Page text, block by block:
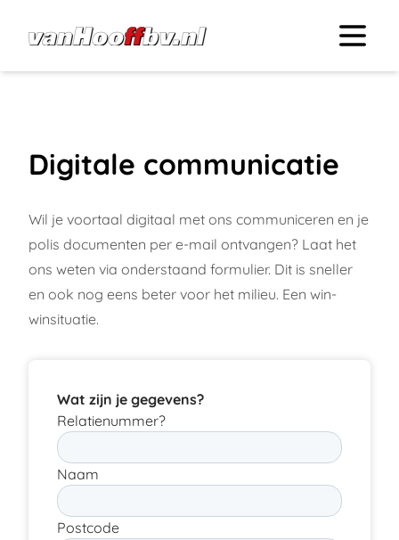
Digitale communicatie
Wil je voortaal digitaal met ons communiceren en je
polis documenten per e-mail ontvangen? Laat het
ons weten via onderstaand formulier. Dit is sneller
en ook nog eens beter voor het milieu. Een win-
winsituatie.
Wat zijn je gegevens?
Relatienummer?
Naam
Postcode